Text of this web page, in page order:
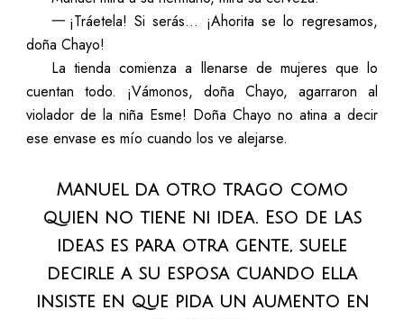
一¡Tráetela! Si serás... ¡Ahorita se lo regresamos,
doña Chayo!
La tienda comienza a llenarse de mujeres que lo
cuentan todo. ¡Vámonos, doña Chayo, agarraron al
violador de la niña Esme! Doña Chayo no atina a decir
ese envase es mío cuando los ve alejarse.
Manuel da otro trago como
quien no tiene ni idea. Eso de las
ideas es para otra gente, suele
decirle a su esposa cuando ella
insiste en que pida un aumento en